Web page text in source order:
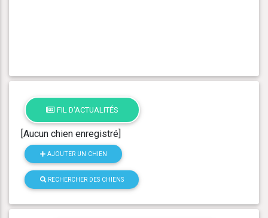
FIL D'ACTUALITÉS
[Aucun chien enregistré]
AJOUTER UN CHIEN
RECHERCHER DES CHIENS